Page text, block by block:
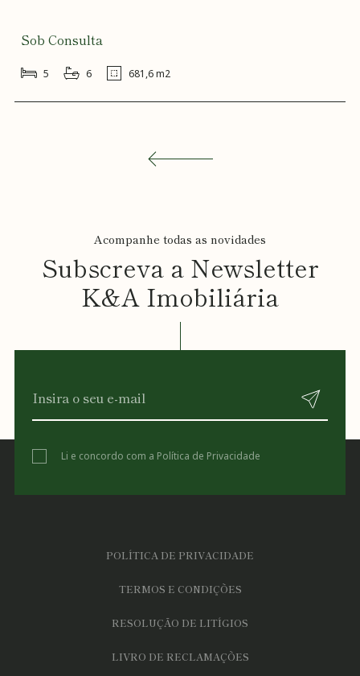
Sob Consulta
5 6 681,6 m2
Acompanhe todas as novidades
Subscreva a Newsletter
K&A Imobiliária
Li e concordo com a Política de Privacidade
POLÍTICA DE PRIVACIDADE
TERMOS E CONDIÇÕES
RESOLUÇÃO DE LITÍGIOS
LIVRO DE RECLAMAÇÕES